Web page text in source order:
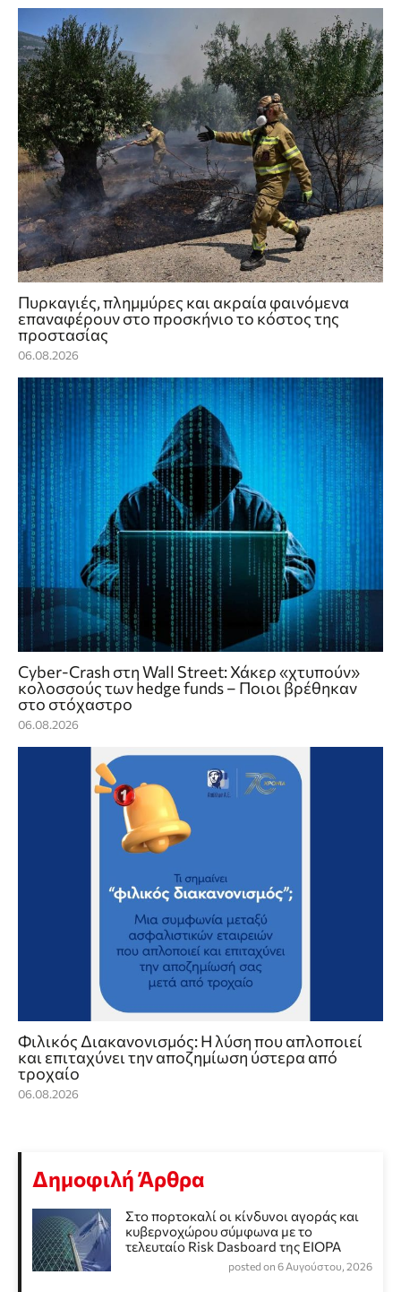
Πυρκαγιές, πλημμύρες και ακραία φαινόμενα
επαναφέρουν στο προσκήνιο το κόστος της
προστασίας
06.08.2026
Cyber-Crash στη Wall Street: Χάκερ «χτυπούν»
κολοσσούς των hedge funds – Ποιοι βρέθηκαν
στο στόχαστρο
06.08.2026
Φιλικός Διακανονισμός: Η λύση που απλοποιεί
και επιταχύνει την αποζημίωση ύστερα από
τροχαίο
06.08.2026
Δημοφιλή Άρθρα
Στο πορτοκαλί οι κίνδυνοι αγοράς και
κυβερνοχώρου σύμφωνα με το
τελευταίο Risk Dasboard της EIOPA
posted on 6 Αυγούστου, 2026